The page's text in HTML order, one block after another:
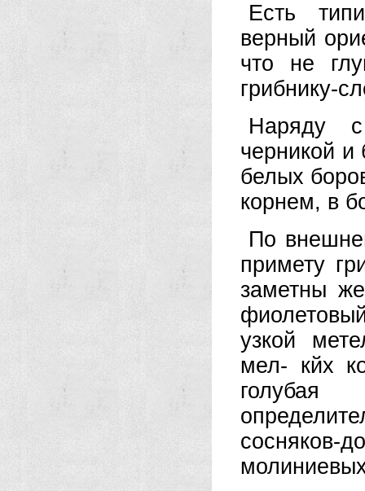
Есть
верный
что не
грибнику-
Наряду
черникой и
белых
корнем, в
По
примету
заметны
узкой
мел- кйх
голубая
сосняков-